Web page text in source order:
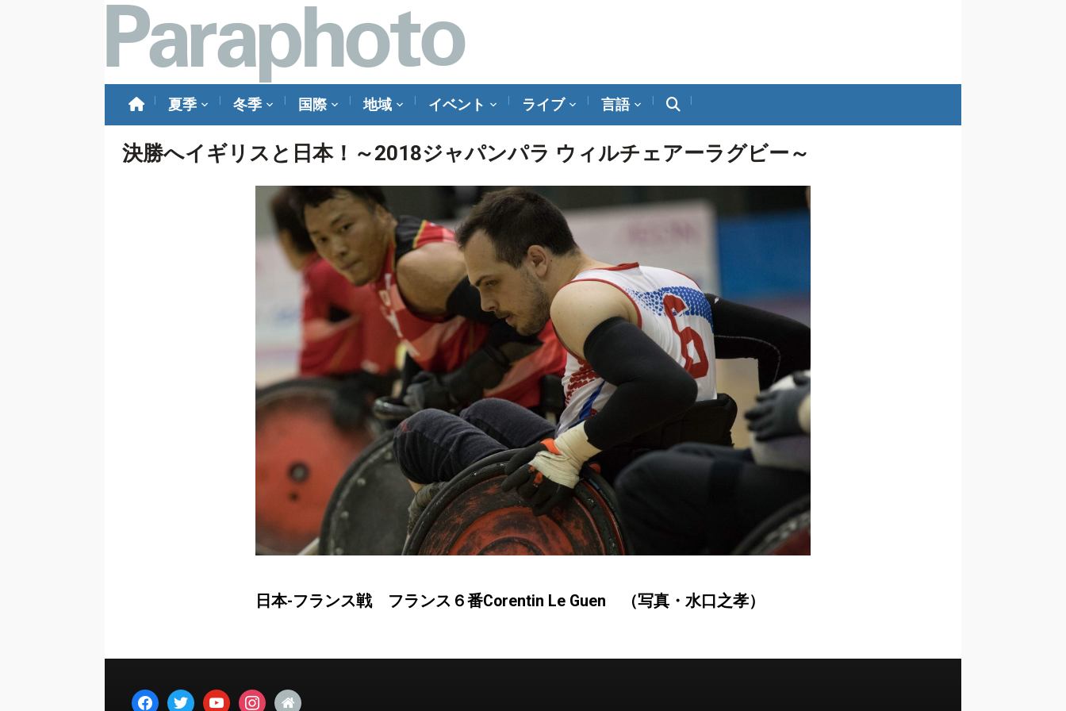
夏季 冬季 国際 地域 イベント ライブ 言語
決勝へイギリスと日本！～2018ジャパンパラ ウィルチェアーラグビー～
日本-フランス戦 フランス６番Corentin Le Guen （写真・水口之孝）
facebooktwitter youtubeinstagram
home